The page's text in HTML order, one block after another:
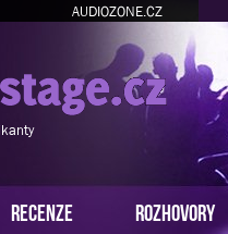
AUDIOZONE.CZ
RECENZE ROZHOVORY